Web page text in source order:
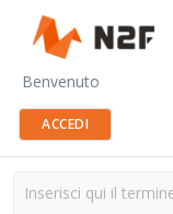
Benvenuto
ACCEDI